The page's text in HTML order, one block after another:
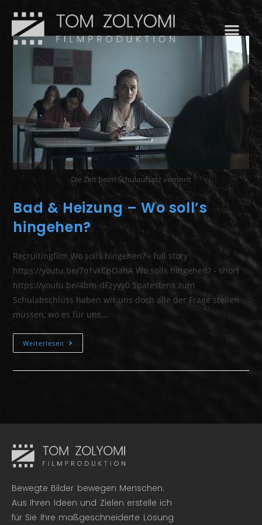
Die Zeit beim Schulaufsatz verrinnt
Bad & Heizung – Wo soll’s
hingehen?
Recruitingfilm Wo solls hingehen? - full story
https://youtu.be/7o1vkCpOahA Wo solls hingehen? - short
https://youtu.be/4bm-dFzyyy0 Spätestens zum
Schulabschluss haben wir uns doch alle der Frage stellen
müssen, wo es für uns…
Weiterlesen
Bewegte Bilder bewegen Menschen.
Aus Ihren Ideen und Zielen erstelle ich
für Sie Ihre maßgeschneiderte Lösung